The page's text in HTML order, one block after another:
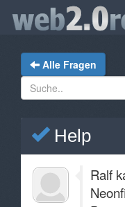
Alle Fragen
Help
Ralf